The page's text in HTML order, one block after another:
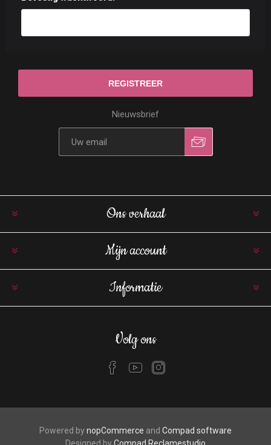
Nieuwsbrief
Ons verhaal
Mijn account
Informatie
Volg ons
Powered bynopCommerce and Compad software